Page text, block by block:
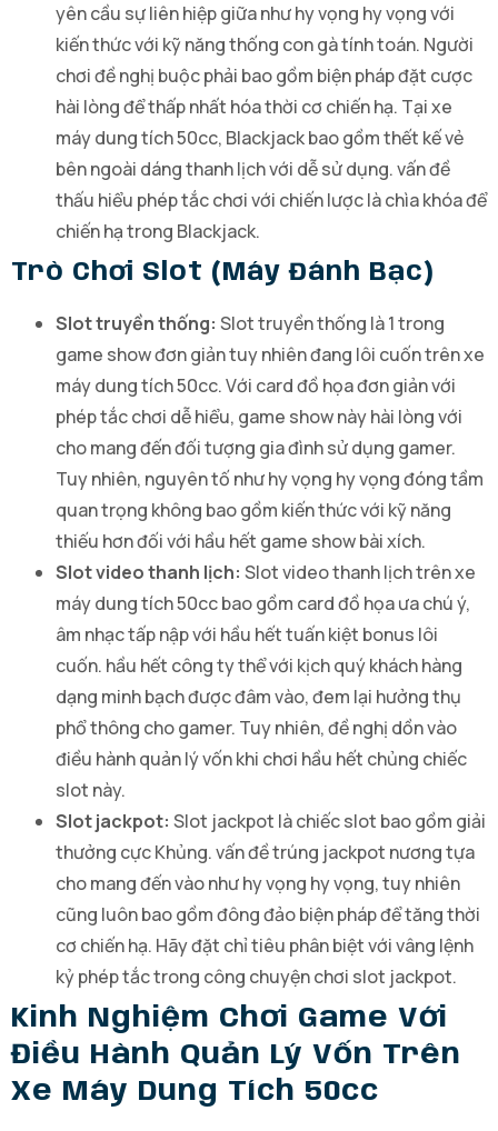
yên cầu sự liên hiệp giữa như hy vọng hy vọng với
kiến thức với kỹ năng thống con gà tính toán. Người
chơi đề nghị buộc phải bao gồm biện pháp đặt cược
hài lòng để thấp nhất hóa thời cơ chiến hạ. Tại xe
máy dung tích 50cc, Blackjack bao gồm thết kế vẻ
bên ngoài dáng thanh lịch với dễ sử dụng. vấn đề
thấu hiểu phép tắc chơi với chiến lược là chìa khóa để
chiến hạ trong Blackjack.
Trò Chơi Slot (máy Đánh Bạc)
Slot truyền thống: Slot truyền thống là 1 trong
game show đơn giản tuy nhiên đang lôi cuốn trên xe
máy dung tích 50cc. Với card đồ họa đơn giản với
phép tắc chơi dễ hiểu, game show này hài lòng với
cho mang đến đối tượng gia đình sử dụng gamer.
Tuy nhiên, nguyên tố như hy vọng hy vọng đóng tầm
quan trọng không bao gồm kiến thức với kỹ năng
thiếu hơn đối với hầu hết game show bài xích.
Slot video thanh lịch: Slot video thanh lịch trên xe
máy dung tích 50cc bao gồm card đồ họa ưa chú ý,
âm nhạc tấp nập với hầu hết tuấn kiệt bonus lôi
cuốn. hầu hết công ty thể với kịch quý khách hàng
dạng minh bạch được đâm vào, đem lại hưởng thụ
phổ thông cho gamer. Tuy nhiên, đề nghị dồn vào
điều hành quản lý vốn khi chơi hầu hết chủng chiếc
slot này.
Slot jackpot: Slot jackpot là chiếc slot bao gồm giải
thưởng cực Khủng. vấn đề trúng jackpot nương tựa
cho mang đến vào như hy vọng hy vọng, tuy nhiên
cũng luôn bao gồm đông đảo biện pháp để tăng thời
cơ chiến hạ. Hãy đặt chỉ tiêu phân biệt với vâng lệnh
kỷ phép tắc trong công chuyện chơi slot jackpot.
Kinh Nghiệm Chơi Game Với
Điều Hành Quản Lý Vốn Trên
Xe Máy Dung Tích 50cc